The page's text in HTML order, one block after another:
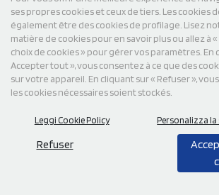
ses propres cookies et ceux de tiers. Les cookies
également être des cookies de profilage. Lisez
matière de cookies pour en savoir plus ou allez à
choix de cookies » pour gérer vos paramètres. En
Accepter tout », vous consentez à ce que des
sur votre appareil. En cliquant sur « Refuser »,
les cookies nécessaires soient stockés.
Leggi Cookie Policy Personalizza la
Refuser
Expéditions
© 2026 StampaSi s.r.l. TOUS DROITS
FR13922807334